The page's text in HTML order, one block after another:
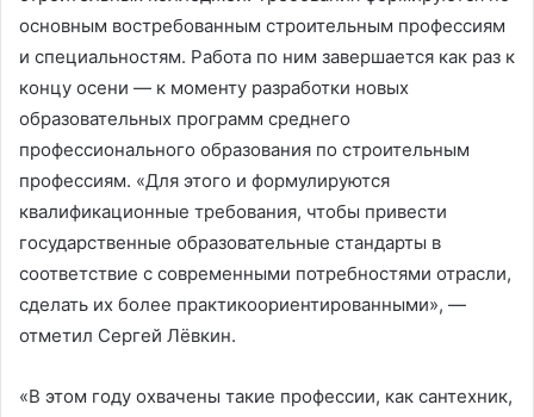
основным востребованным строительным профессиям
и специальностям. Работа по ним завершается как раз к
концу осени — к моменту разработки новых
образовательных программ среднего
профессионального образования по строительным
профессиям. «Для этого и формулируются
квалификационные требования, чтобы привести
государственные образовательные стандарты в
соответствие с современными потребностями отрасли,
сделать их более практикоориентированными», —
отметил Сергей Лёвкин.
«В этом году охвачены такие профессии, как сантехник,